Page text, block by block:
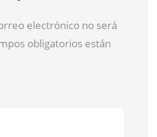
electrónico no será
obligatorios están